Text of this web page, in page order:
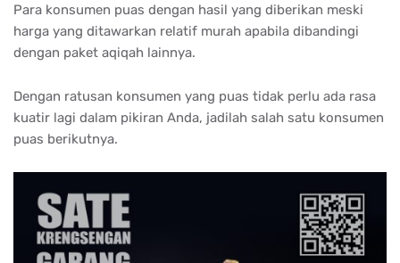
Para konsumen puas dengan hasil yang diberikan meski
harga yang ditawarkan relatif murah apabila dibandingi
dengan paket aqiqah lainnya.
Dengan ratusan konsumen yang puas tidak perlu ada rasa
kuatir lagi dalam pikiran Anda, jadilah salah satu konsumen
puas berikutnya.